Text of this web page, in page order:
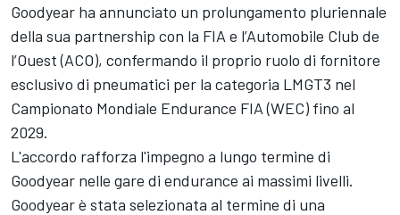
Goodyear ha annunciato un prolungamento pluriennale
della sua partnership con la FIA e l’Automobile Club de
l’Ouest (ACO), confermando il proprio ruolo di fornitore
esclusivo di pneumatici per la categoria LMGT3 nel
Campionato Mondiale Endurance FIA (WEC) fino al
2029.
L'accordo rafforza l'impegno a lungo termine di
Goodyear nelle gare di endurance ai massimi livelli.
Goodyear è stata selezionata al termine di una